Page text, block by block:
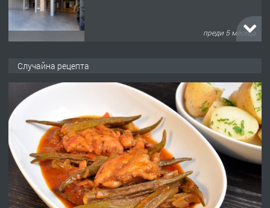
преди 5 месеца
преди 6 месеца
ПРЕДЛАГА
Заведение /ресторант, бистро/ в с.
Чакаларово, община Кирково
преди 7 месеца
Случайна рецепта